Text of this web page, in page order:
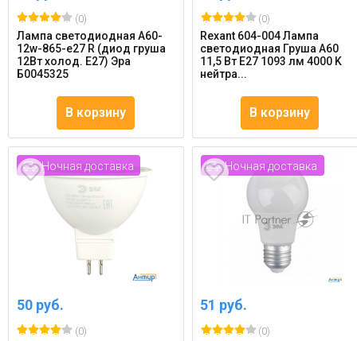
(0)
Лампа светодиодная A60-
12w-865-e27 R (диод груша
12Вт холод. E27) Эра
Б0045325
В корзину
(0)
Rexant 604-004 Лампа
светодиодная Груша A60
11,5 Вт E27 1093 лм 4000 K
нейтра...
В корзину
Ночная доставка
50 руб.
(0)
Ночная доставка
51 руб.
(0)